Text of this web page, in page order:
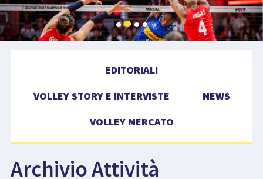
HOME
EDITORIALI
VOLLEY MERCATO
COMPETIZIONI
EVENTI
EDITORIALI
VOLLEY STORY E INTERVISTE
NEWS
VOLLEY MERCATO
Archivio Attività